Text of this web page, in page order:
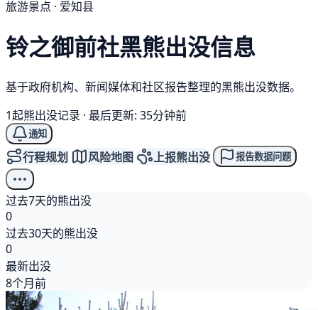
旅游景点 · 爱知县
铃之御前社黑熊出没信息
基于政府机构、新闻媒体和社区报告整理的黑熊出没数据。
1起熊出没记录 · 最后更新: 35分钟前
通知
行程规划 风险地图 上报熊出没 报告数据问题
过去7天的熊出没
0
过去30天的熊出没
0
最新出没
8个月前